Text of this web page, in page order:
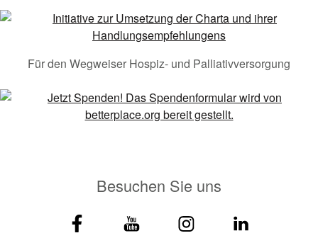
Für den Wegweiser Hospiz- und Palliativversorgung
Besuchen Sie uns